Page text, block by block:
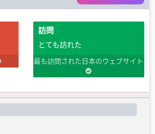
訪問
とても訪れた
最も訪問された日本のウェブサイト